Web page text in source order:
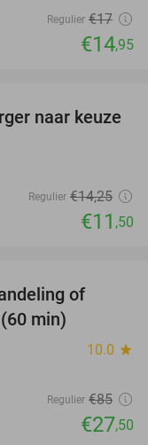
Regulier €17
€14,95
19%
naar keuze
Regulier €14,25
€11 ,50
of
min)
10.0 star
Regulier €85
€27,50